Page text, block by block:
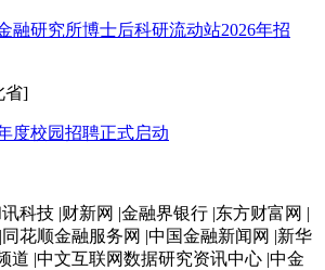
融研究所博士后科研流动站2026年招
省]
度校园招聘正式启动
科技 |财新网 |金融界银行 |东方财富网 |
花顺金融服务网 |中国金融新闻网 |新华
道 |中文互联网数据研究资讯中心 |中金